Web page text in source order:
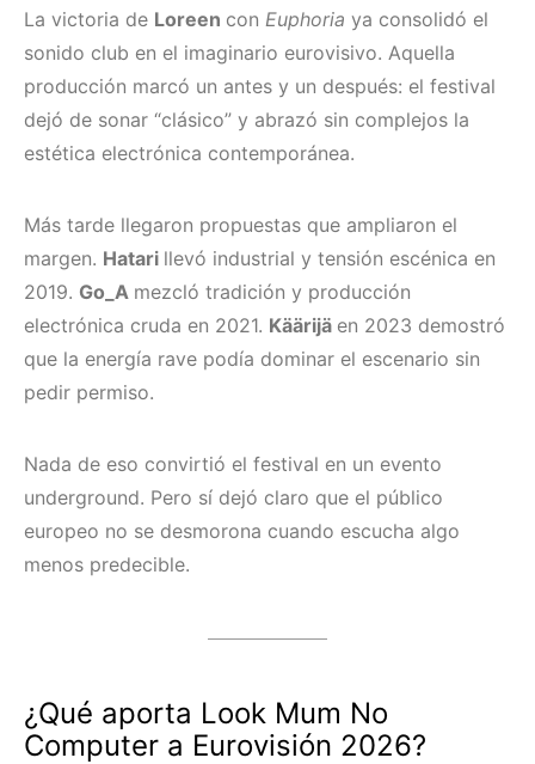
La victoria de Loreen con Euphoria ya consolidó el
sonido club en el imaginario eurovisivo. Aquella
producción marcó un antes y un después: el festival
dejó de sonar “clásico” y abrazó sin complejos la
estética electrónica contemporánea.
Más tarde llegaron propuestas que ampliaron el
margen. Hatari llevó industrial y tensión escénica en
2019. Go_A mezcló tradición y producción
electrónica cruda en 2021. Käärijä en 2023 demostró
que la energía rave podía dominar el escenario sin
pedir permiso.
Nada de eso convirtió el festival en un evento
underground. Pero sí dejó claro que el público
europeo no se desmorona cuando escucha algo
menos predecible.
¿Qué aporta Look Mum No
Computer a Eurovisión 2026?